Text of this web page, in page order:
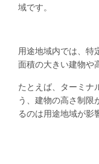
域です。
用途地域内では、特
面積の大きい建物や
たとえば、ターミナ
う、建物の高さ制限
るのは用途地域が影